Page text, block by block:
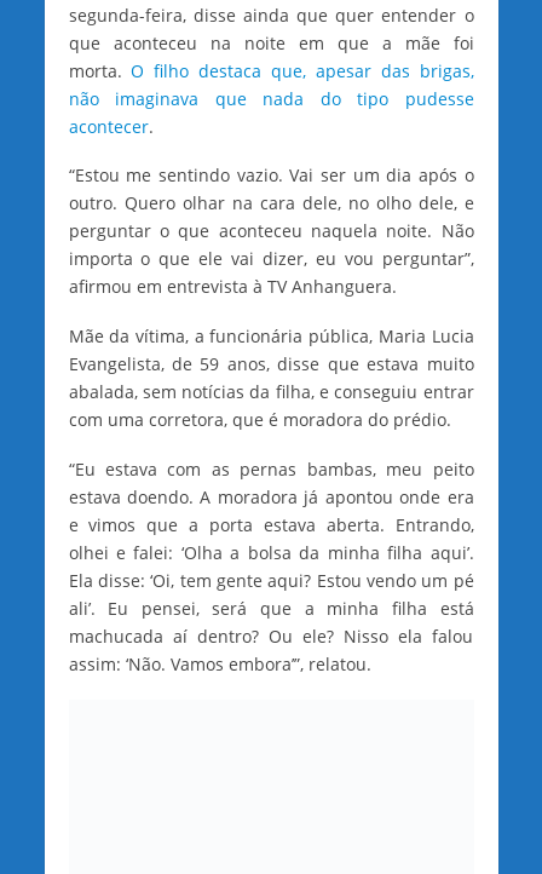
segunda-feira, disse ainda que quer entender o
que aconteceu na noite em que a mãe foi
morta.O filho destaca que, apesar das brigas,
não imaginava que nada do tipo pudesse
acontecer.
“Estou me sentindo vazio. Vai ser um dia após o
outro. Quero olhar na cara dele, no olho dele, e
perguntar o que aconteceu naquela noite. Não
importa o que ele vai dizer, eu vou perguntar”,
afirmou em entrevista à TV Anhanguera.
Mãe da vítima, a funcionária pública, Maria Lucia
Evangelista, de 59 anos, disse que estava muito
abalada, sem notícias da filha, e conseguiu entrar
com uma corretora, que é moradora do prédio.
“Eu estava com as pernas bambas, meu peito
estava doendo. A moradora já apontou onde era
e vimos que a porta estava aberta. Entrando,
olhei e falei: ‘Olha a bolsa da minha filha aqui’.
Ela disse: ‘Oi, tem gente aqui? Estou vendo um pé
ali’. Eu pensei, será que a minha filha está
machucada aí dentro? Ou ele? Nisso ela falou
assim: ‘Não. Vamos embora’”, relatou.